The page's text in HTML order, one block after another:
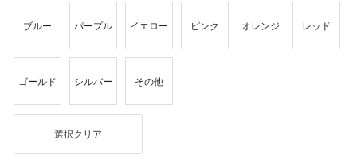
ブルー パープル イエロー ピンク オレンジ レッド
ゴールド シルバー その他
選択クリア